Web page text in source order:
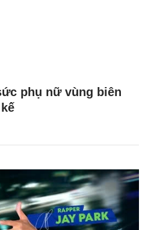
phụ nữ vùng biên